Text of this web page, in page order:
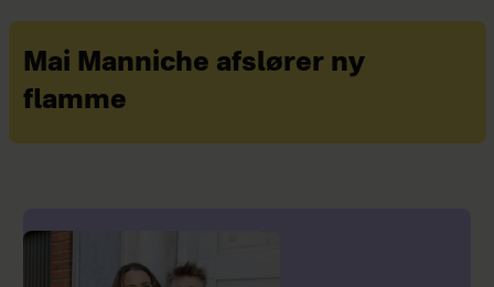
Mai Manniche afslører ny
flamme